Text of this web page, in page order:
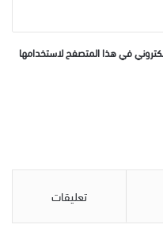
في هذا المتصفح لاستخدامها
تعليقات